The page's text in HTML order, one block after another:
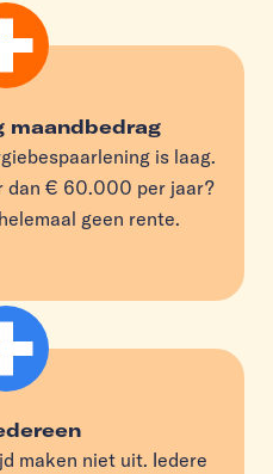
maandbedrag
is laag.
dan € 60.000 per jaar?
geen rente.
maken niet uit. Iedere